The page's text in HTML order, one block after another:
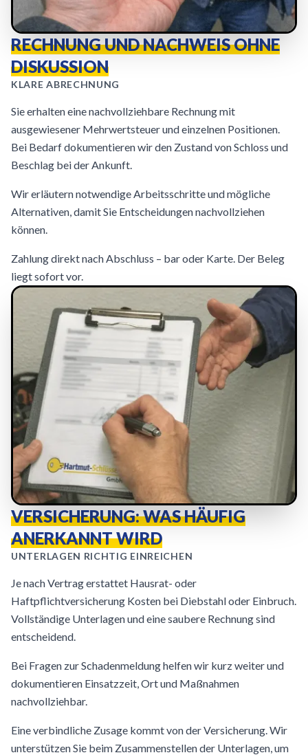
RECHNUNG UND NACHWEIS OHNE
DISKUSSION
KLARE ABRECHNUNG
Sie erhalten eine nachvollziehbare Rechnung mit
ausgewiesener Mehrwertsteuer und einzelnen Positionen.
Bei Bedarf dokumentieren wir den Zustand von Schloss und
Beschlag bei der Ankunft.
Wir erläutern notwendige Arbeitsschritte und mögliche
Alternativen, damit Sie Entscheidungen nachvollziehen
können.
Zahlung direkt nach Abschluss – bar oder Karte. Der Beleg
liegt sofort vor.
VERSICHERUNG: WAS HÄUFIG
ANERKANNT WIRD
UNTERLAGEN RICHTIG EINREICHEN
Je nach Vertrag erstattet Hausrat- oder
Haftpflichtversicherung Kosten bei Diebstahl oder Einbruch.
Vollständige Unterlagen und eine saubere Rechnung sind
entscheidend.
Bei Fragen zur Schadenmeldung helfen wir kurz weiter und
dokumentieren Einsatzzeit, Ort und Maßnahmen
nachvollziehbar.
Eine verbindliche Zusage kommt von der Versicherung. Wir
unterstützen Sie beim Zusammenstellen der Unterlagen, um